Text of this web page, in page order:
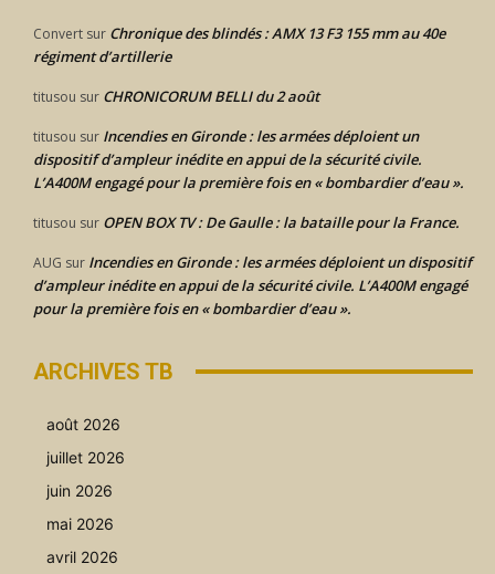
Convert sur Chronique des blindés : AMX 13 F3 155 mm au 40e
régiment d’artillerie
titusou sur CHRONICORUM BELLI du 2 août
titusou sur Incendies en Gironde : les armées déploient un
dispositif d’ampleur inédite en appui de la sécurité civile.
L’A400M engagé pour la première fois en « bombardier d’eau ».
titusou sur OPEN BOX TV : De Gaulle : la bataille pour la France.
AUG sur Incendies en Gironde : les armées déploient un dispositif
d’ampleur inédite en appui de la sécurité civile. L’A400M engagé
pour la première fois en « bombardier d’eau ».
ARCHIVES TB
août 2026
juillet 2026
juin 2026
mai 2026
avril 2026